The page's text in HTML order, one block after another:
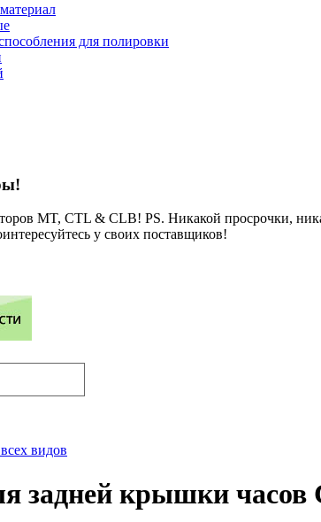
для полировки
MT, CTL & CLB! PS. Никакой просрочки,
у своих поставщиков!
видов
задней крышки часов